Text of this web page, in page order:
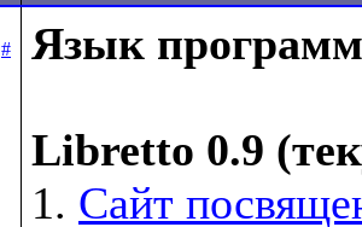
#
Язык
Libretto 0.9
1. Сайт